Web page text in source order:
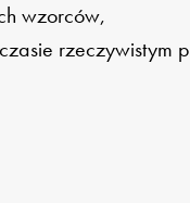
wzorców,
rzeczywistym